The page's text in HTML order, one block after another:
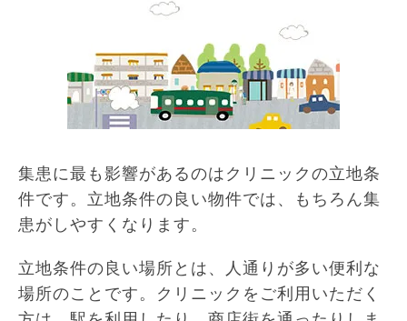
集患に最も影響があるのはクリニックの立地条
件です。立地条件の良い物件では、もちろん集
患がしやすくなります。
立地条件の良い場所とは、人通りが多い便利な
場所のことです。クリニックをご利用いただく